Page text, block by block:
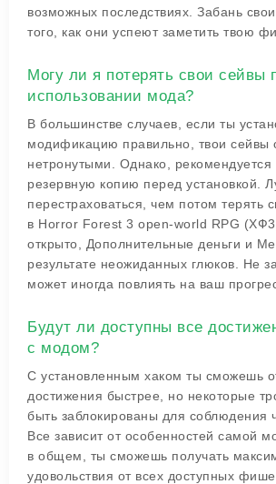
возможных последствиях. Забань
того, как они успеют заметить твою
Могу ли я потерять свои сейвы
использовании мода?
В большинстве случаев, если ты
модификацию правильно, твои сейвы
нетронутыми. Однако, рекомендуется
резервную копию перед установкой.
перестраховаться, чем потом терять
в Horror Forest 3 open-world RPG
открыто, Дополнительные деньги и
результате неожиданных глюков. Не
может иногда повлиять на ваш
Будут ли доступны все
с модом?
С установленным хаком ты сможешь
достижения быстрее, но некоторые
быть заблокированы для соблюдения
Все зависит от особенностей самой
в общем, ты сможешь получать
удовольствия от всех доступных